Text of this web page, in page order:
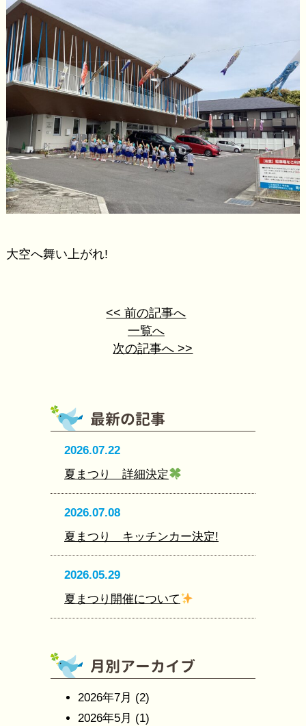
大空へ舞い上がれ!
<< 前の記事へ
一覧へ
次の記事へ >>
2026.07.22
夏まつり 詳細決定
2026.07.08
夏まつり キッチンカー決定!
2026.05.29
夏まつり開催について
2026年7月 (2)
2026年5月 (1)